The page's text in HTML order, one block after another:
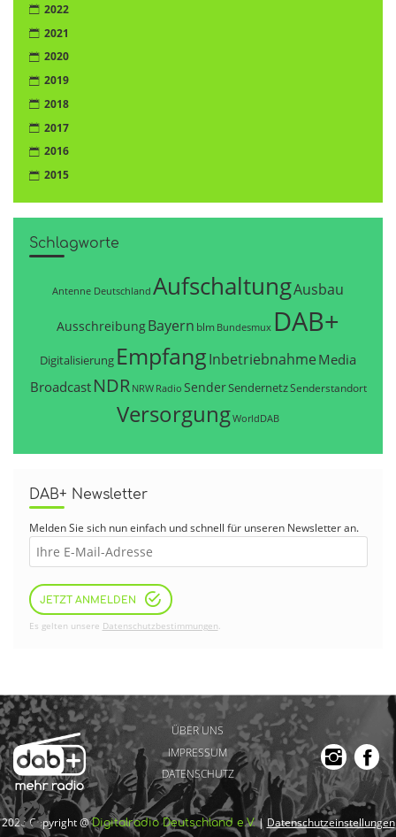
2022
2021
2020
2019
2018
2017
2016
2015
Schlagworte
Antenne Deutschland AufschaltungAusbau
AusschreibungBayern blm Bundesmux DAB+
Digitalisierung EmpfangInbetriebnahme Media
Broadcast NDR NRW Radio SenderSendernetzSenderstandort
VersorgungWorldDAB
DAB+ Newsletter
Melden Sie sich nun einfach und schnell für unseren Newsletter an.
JETZT ANMELDEN
Es gelten unsere Datenschutzbestimmungen.
ÜBER UNS
IMPRESSUM
DATENSCHUTZ
2026 Copyright @Digitalradio Deutschland e.V.| Datenschutzeinstellungen